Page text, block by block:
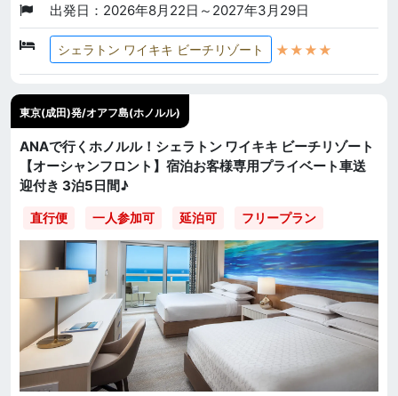
出発日：2026年8月22日～2027年3月29日
シェラトン ワイキキ ビーチリゾート ★★★★
東京(成田)発/オアフ島(ホノルル)
ANAで行くホノルル！シェラトン ワイキキ ビーチリゾート
【オーシャンフロント】宿泊お客様専用プライベート車送
迎付き 3泊5日間♪
直行便 一人参加可 延泊可 フリープラン